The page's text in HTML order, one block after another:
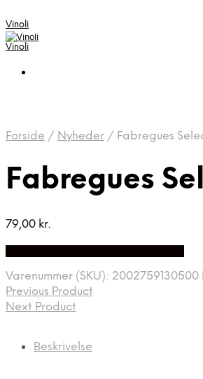
Vinoli
Vinoli
Forside / Nyheder / Fabregues
Fabregues
79,00 kr.
Varenummer (SKU): 2002759130500
Previous Product
Next Product
Beskrivelse